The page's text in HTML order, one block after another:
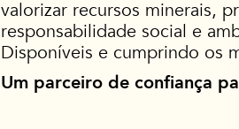
valorizar recursos minerais,
responsabilidade social e
Disponíveis e cumprindo os
Um parceiro de confiança